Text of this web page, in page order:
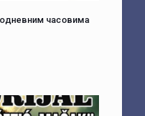
часовима